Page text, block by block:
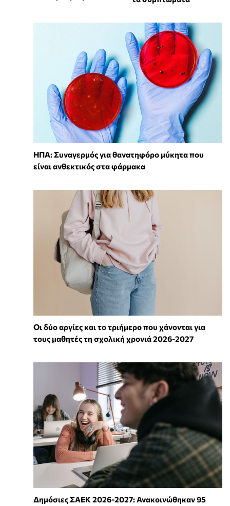
ΗΠΑ: Συναγερμός για θανατηφόρο μύκητα που
είναι ανθεκτικός στα φάρμακα
Οι δύο αργίες και το τριήμερο που χάνονται για
τους μαθητές τη σχολική χρονιά 2026-2027
Δημόσιες ΣΑΕΚ 2026-2027: Ανακοινώθηκαν 95